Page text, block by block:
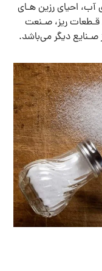
احیای رزین هـای
قـطعات ریز، صـنعت
صـنایع دیگر می‌باشد.